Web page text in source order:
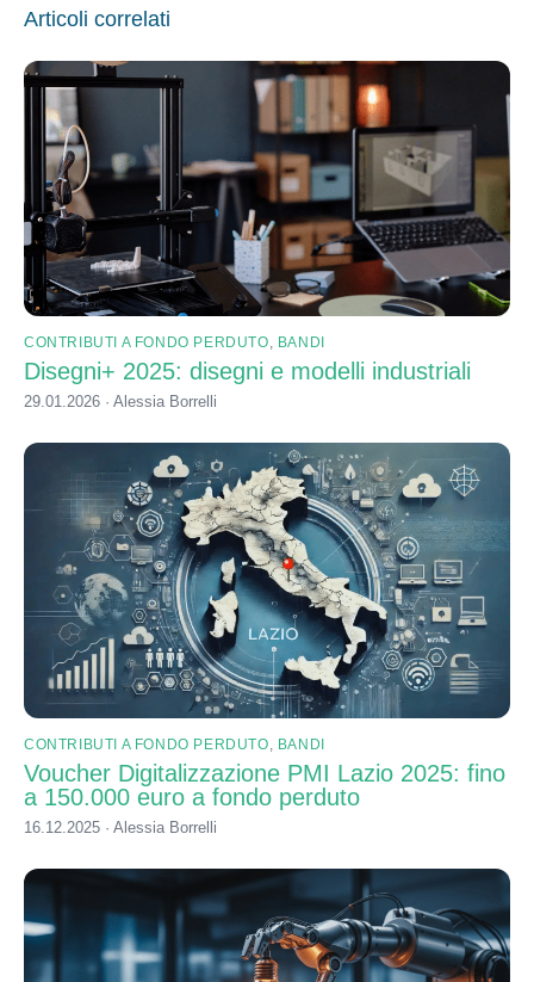
Articoli correlati
CONTRIBUTI A FONDO PERDUTO, BANDI
Disegni+ 2025: disegni e modelli industriali
29.01.2026 · Alessia Borrelli
CONTRIBUTI A FONDO PERDUTO, BANDI
Voucher Digitalizzazione PMI Lazio 2025: fino
a 150.000 euro a fondo perduto
16.12.2025 · Alessia Borrelli